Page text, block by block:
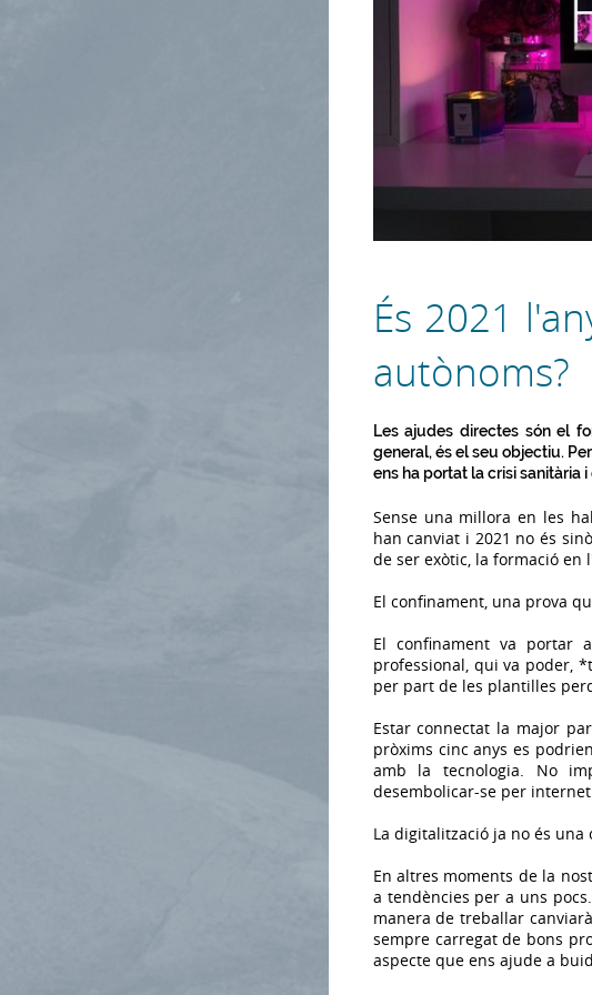
És 2021
autònoms?
Les ajudes directes són el
general, és el seu objectiu.
ens ha portat la crisi sanitària
Sense una millora en les
han canviat i 2021 no és
de ser exòtic, la formació en
El confinament, una prova
El confinament va portar
professional, qui va poder,
per part de les plantilles
Estar connectat la major
pròxims cinc anys es
amb la tecnologia. No
desembolicar-se per
La digitalització ja no és
En altres moments de la
a tendències per a uns
manera de treballar
sempre carregat de bons
aspecte que ens ajude a